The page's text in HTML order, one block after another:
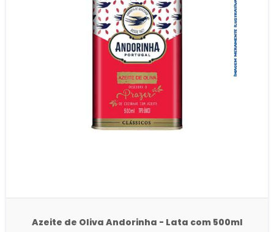
Azeite de Oliva Andorinha - Lata com 500ml